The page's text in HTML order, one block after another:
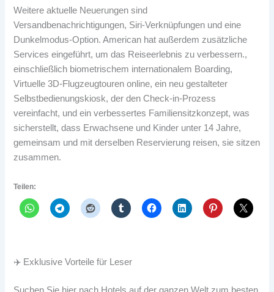
Weitere aktuelle Neuerungen sind
Versandbenachrichtigungen, Siri-Verknüpfungen und eine
Dunkelmodus-Option. American hat außerdem zusätzliche
Services eingeführt, um das Reiseerlebnis zu verbessern.,
einschließlich biometrischem internationalem Boarding,
Virtuelle 3D-Flugzeugtouren online, ein neu gestalteter
Selbstbedienungskiosk, der den Check-in-Prozess
vereinfacht, und ein verbessertes Familiensitzkonzept, was
sicherstellt, dass Erwachsene und Kinder unter 14 Jahre,
gemeinsam und mit derselben Reservierung reisen, sie sitzen
zusammen.
Teilen:
✈️ Exklusive Vorteile für Leser
Suchen Sie hier nach Hotels auf der ganzen Welt zum besten